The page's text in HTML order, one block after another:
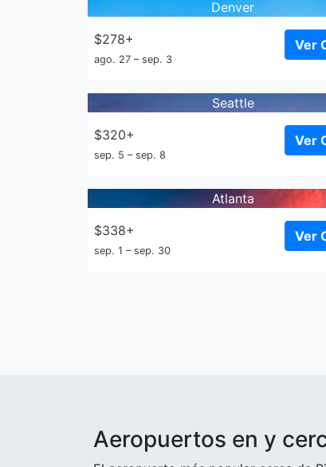
Denver
$278+
ago. 27 – sep. 3
Ver
Seattle
$320+
sep. 5 – sep. 8
Ver
Atlanta
$338+
sep. 1 – sep. 30
Ver
Aeropuertos en y